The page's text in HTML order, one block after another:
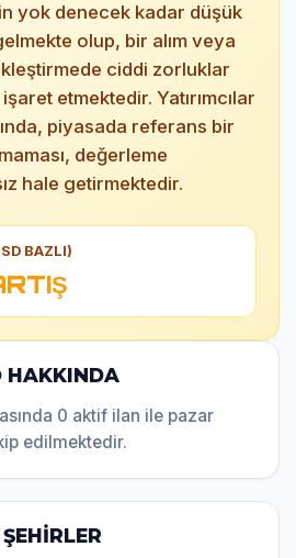
yok denecek kadar düşük
olup, bir alım veya
ciddi zorluklar
etmektedir. Yatırımcılar
piyasada referans bir
değerleme
hale getirmektedir.
BAZLI)
HAKKINDA
0 aktif ilan ile pazar
edilmektedir.